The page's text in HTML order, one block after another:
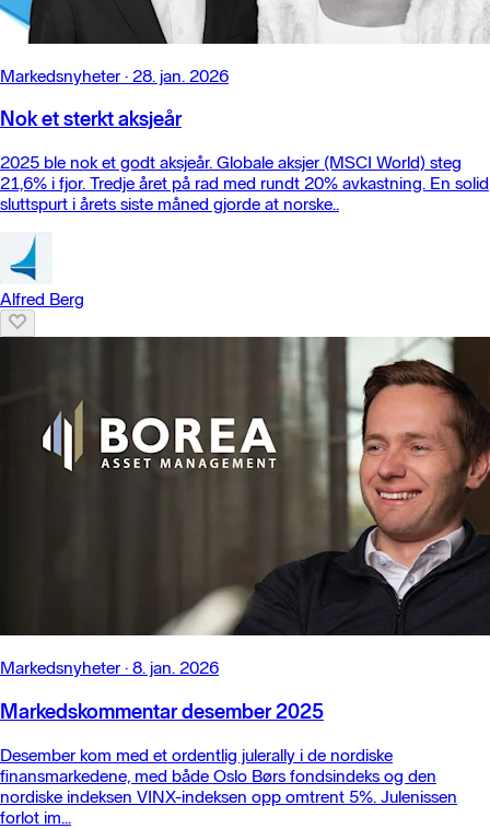
Markedsnyheter · 28. jan. 2026
Nok et sterkt aksjeår
2025 ble nok et godt aksjeår. Globale aksjer (MSCI World) steg
21,6% i fjor. Tredje året på rad med rundt 20% avkastning. En solid
sluttspurt i årets siste måned gjorde at norske..
Alfred Berg
Markedsnyheter · 8. jan. 2026
Markedskommentar desember 2025
Desember kom med et ordentlig julerally i de nordiske
finansmarkedene, med både Oslo Børs fondsindeks og den
nordiske indeksen VINX-indeksen opp omtrent 5%. Julenissen
forlot im...